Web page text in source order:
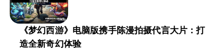
《梦幻西游》电脑版携手陈漫拍摄代言大片：打
造全新奇幻体验